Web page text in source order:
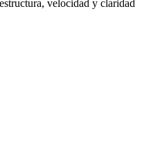
velocidad y claridad